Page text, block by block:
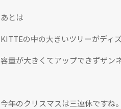
あとは
KITTEの中の大きいツリーがディ
容量が大きくてアップできずザン
今年のクリスマスは三連休ですね